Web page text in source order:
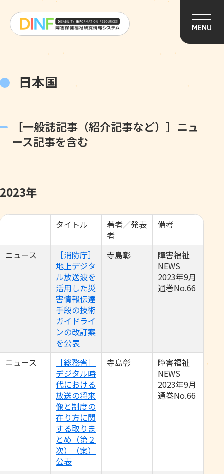
MENU
日本国
［一般誌記事（紹介記事など）］ニュ
ース記事を含む
2023年
タイトル
著者／発表
者
備考
ニュース
［消防庁］
地上デジタ
ル放送波を
活用した災
害情報伝達
手段の技術
ガイドライ
ンの改訂案
を公表
寺島彰
障害福祉
NEWS
2023年9月
通巻No.66
ニュース
［総務省］
デジタル時
代における
放送の将来
像と制度の
在り方に関
する取りま
とめ（第２
次）（案）
公表
寺島彰
障害福祉
NEWS
2023年9月
通巻No.66